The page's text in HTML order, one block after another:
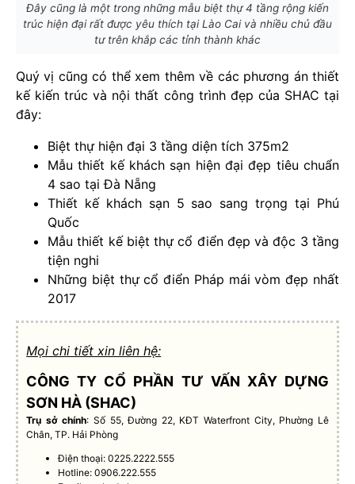
Đây cũng là một trong những mẫu biệt thự 4 tầng rộng kiến
trúc hiện đại rất được yêu thích tại Lào Cai và nhiều chủ đầu
tư trên khắp các tỉnh thành khác
Quý vị cũng có thể xem thêm về các phương án thiết
kế kiến trúc và nội thất công trình đẹp của SHAC tại
đây:
Biệt thự hiện đại 3 tầng diện tích 375m2
Mẫu thiết kế khách sạn hiện đại đẹp tiêu chuẩn
4 sao tại Đà Nẵng
Thiết kế khách sạn 5 sao sang trọng tại Phú
Quốc
Mẫu thiết kế biệt thự cổ điển đẹp và độc 3 tầng
tiện nghi
Những biệt thự cổ điển Pháp mái vòm đẹp nhất
2017
Mọi chi tiết xin liên hệ:
CÔNG TY CỔ PHẦN TƯ VẤN XÂY DỰNG
SƠN HÀ (SHAC)
Trụ sở chính: Số 55, Đường 22, KĐT Waterfront City, Phường Lê
Chân, TP. Hải Phòng
Điện thoại: 0225.2222.555
Hotline: 0906.222.555